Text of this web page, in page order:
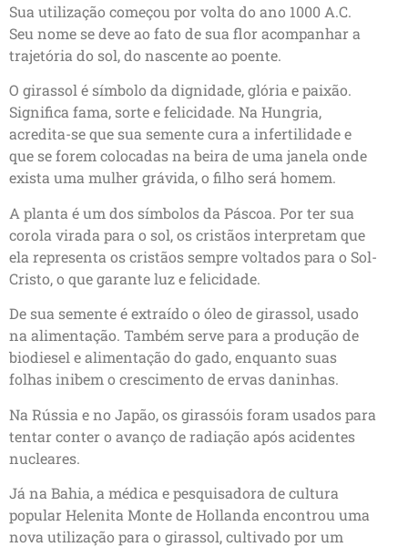
Sua utilização começou por volta do ano 1000 A.C.
Seu nome se deve ao fato de sua flor acompanhar a
trajetória do sol, do nascente ao poente.
O girassol é símbolo da dignidade, glória e paixão.
Significa fama, sorte e felicidade. Na Hungria,
acredita-se que sua semente cura a infertilidade e
que se forem colocadas na beira de uma janela onde
exista uma mulher grávida, o filho será homem.
A planta é um dos símbolos da Páscoa. Por ter sua
corola virada para o sol, os cristãos interpretam que
ela representa os cristãos sempre voltados para o Sol-
Cristo, o que garante luz e felicidade.
De sua semente é extraído o óleo de girassol, usado
na alimentação. Também serve para a produção de
biodiesel e alimentação do gado, enquanto suas
folhas inibem o crescimento de ervas daninhas.
Na Rússia e no Japão, os girassóis foram usados para
tentar conter o avanço de radiação após acidentes
nucleares.
Já na Bahia, a médica e pesquisadora de cultura
popular Helenita Monte de Hollanda encontrou uma
nova utilização para o girassol, cultivado por um